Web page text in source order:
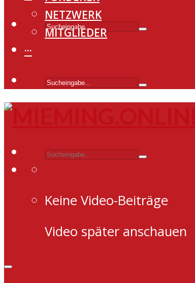
NETZWERK
MITGLIEDER
···
Keine Video-Beiträge
Video später anschauen